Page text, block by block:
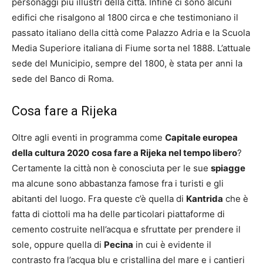
edifici che risalgono al 1800 circa e che testimoniano il
passato italiano della città come Palazzo Adria e la Scuola
Media Superiore italiana di Fiume sorta nel 1888. L’attuale
sede del Municipio, sempre del 1800, è stata per anni la
sede del Banco di Roma.
Cosa fare a Rijeka
Oltre agli eventi in programma come Capitale europea
della cultura 2020 cosa fare a Rijeka nel tempo libero?
Certamente la città non è conosciuta per le sue spiagge
ma alcune sono abbastanza famose fra i turisti e gli
abitanti del luogo. Fra queste c’è quella di Kantrida che è
fatta di ciottoli ma ha delle particolari piattaforme di
cemento costruite nell’acqua e sfruttate per prendere il
sole, oppure quella di Pecina in cui è evidente il
contrasto fra l’acqua blu e cristallina del mare e i cantieri